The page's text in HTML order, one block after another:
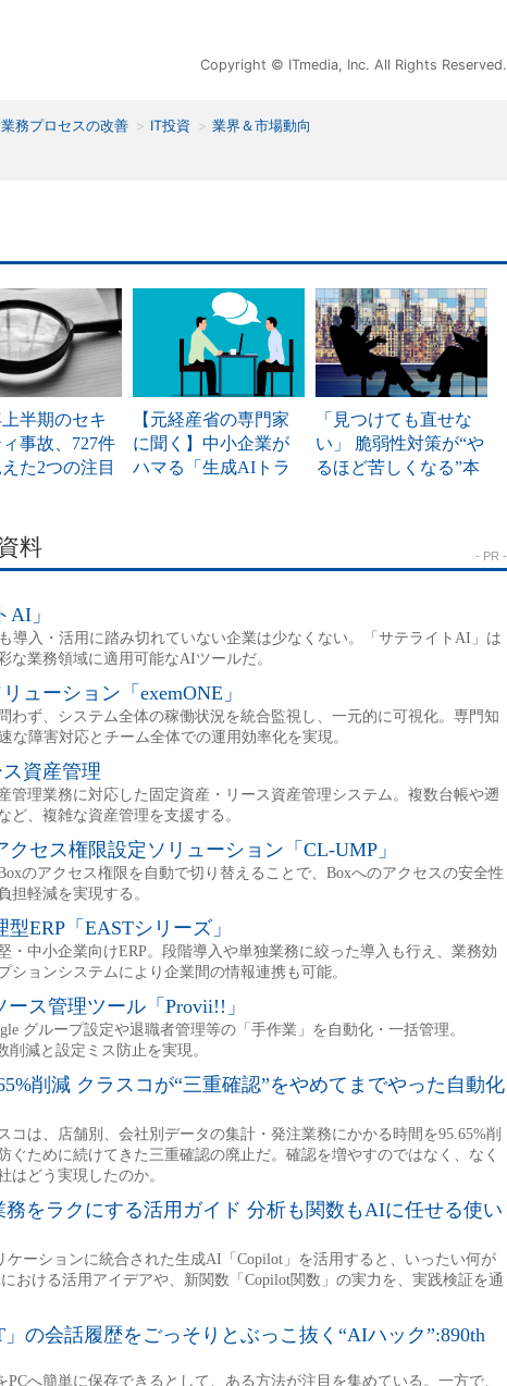
Copyright © ITmedia, Inc. All Rights Reserved.
業務プロセスの改善 IT投資
業界＆市場動向